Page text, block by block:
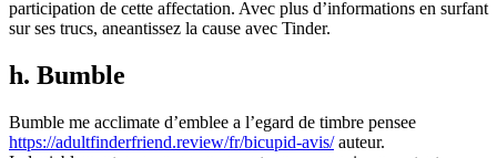
participation de cette affectation. Avec plus d’informations en surfant
sur ses trucs, aneantissez la cause avec Tinder.
h. Bumble
Bumble me acclimate d’emblee a l’egard de timbre pensee
https://adultfinderfriend.review/fr/bicupid-avis/auteur.